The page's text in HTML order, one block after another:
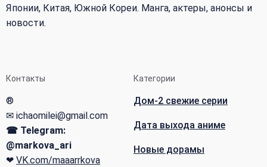
Японии, Китая, Южной Кореи. Манга, актеры, анонсы и
новости.
Контакты
®
✉ ichaomilei@gmail.com
☎ Telegram:
@markova_ari
❤ VK.com/maaarrkova
Категории
Дом-2 свежие серии
Дата выхода аниме
Новые дорамы